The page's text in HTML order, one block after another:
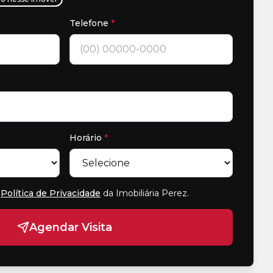
Telefone *
Horário *
Política de Privacidade da Imobiliária Perez.
Agendar Visita